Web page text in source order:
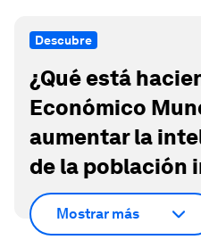
Descubre
¿Qué está
Económico
aumentar la
de la población
Mostrar más